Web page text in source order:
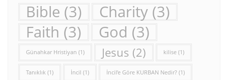
Bible (3) Charity (3)
Faith (3) God (3)
Günahkar Hristiyan (1) Jesus (2) kilise (1)
Tanıklık (1) İncil (1) İncil’e Göre KURBAN Nedir? (1)